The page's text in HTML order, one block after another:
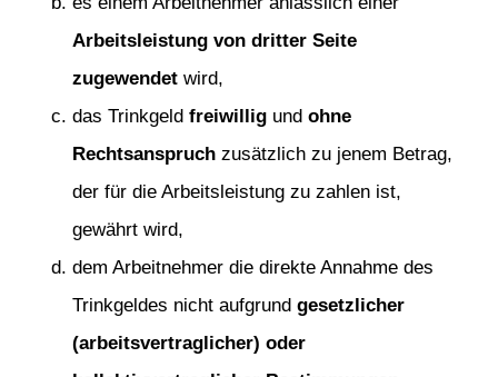
Arbeitsleistung von dritter Seite
zugewendet wird,
das Trinkgeld freiwillig und ohne
Rechtsanspruch zusätzlich zu jenem Betrag,
der für die Arbeitsleistung zu zahlen ist,
gewährt wird,
dem Arbeitnehmer die direkte Annahme des
Trinkgeldes nicht aufgrund gesetzlicher
(arbeitsvertraglicher) oder